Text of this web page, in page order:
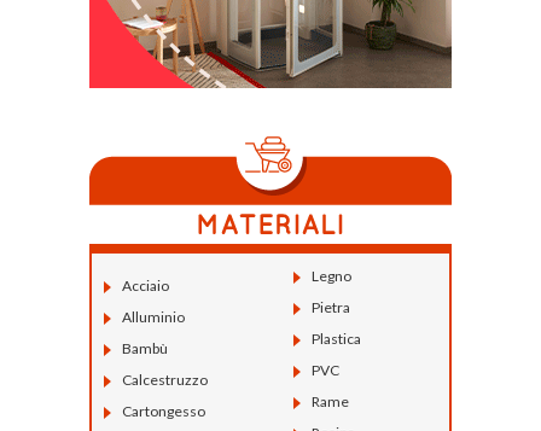
Acciaio
Alluminio
Bambù
Calcestruzzo
Cartongesso
Legno
Pietra
Plastica
PVC
Rame